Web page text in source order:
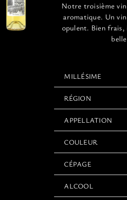
Notre troisième
aromatique. Un
opulent. Bien
MILLÉSIME
RÉGION
APPELLATION
COULEUR
CÉPAGE
ALCOOL